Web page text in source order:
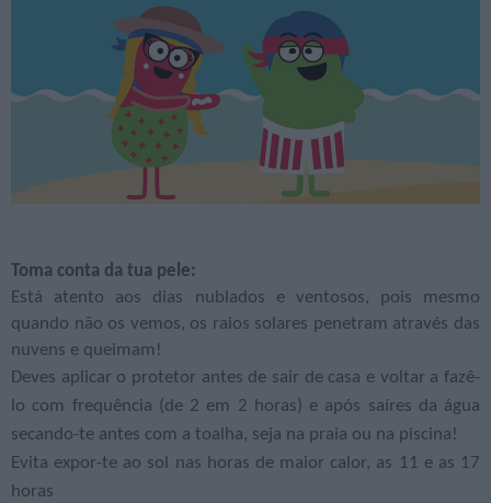
Toma conta da tua pele:
Está atento aos dias nublados e ventosos, pois mesmo
quando não os vemos, os raios solares penetram através das
nuvens e queimam!
Deves aplicar o protetor antes de sair de casa e voltar a fazê-
lo com frequência (de 2 em 2 horas) e após saíres da água
secando-te antes com a toalha, seja na praia ou na piscina!
Evita expor-te ao sol nas horas de maior calor, as 11 e as 17
horas